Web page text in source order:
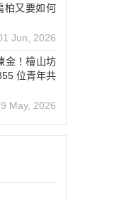
柏又要如何
Jun, 2026
金！檜山坊
位青年共
May, 2026